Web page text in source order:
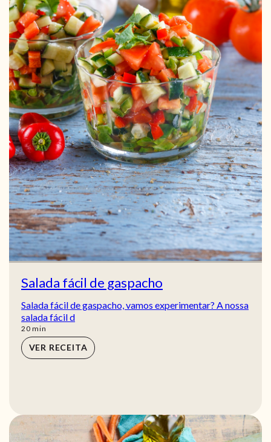
Salada fácil de gaspacho
Salada fácil de gaspacho, vamos experimentar? A nossa
salada fácil d
20min
min
VER RECEITA